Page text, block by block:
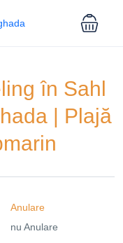
în Sahl
| Plajă
Anulare
nu Anulare